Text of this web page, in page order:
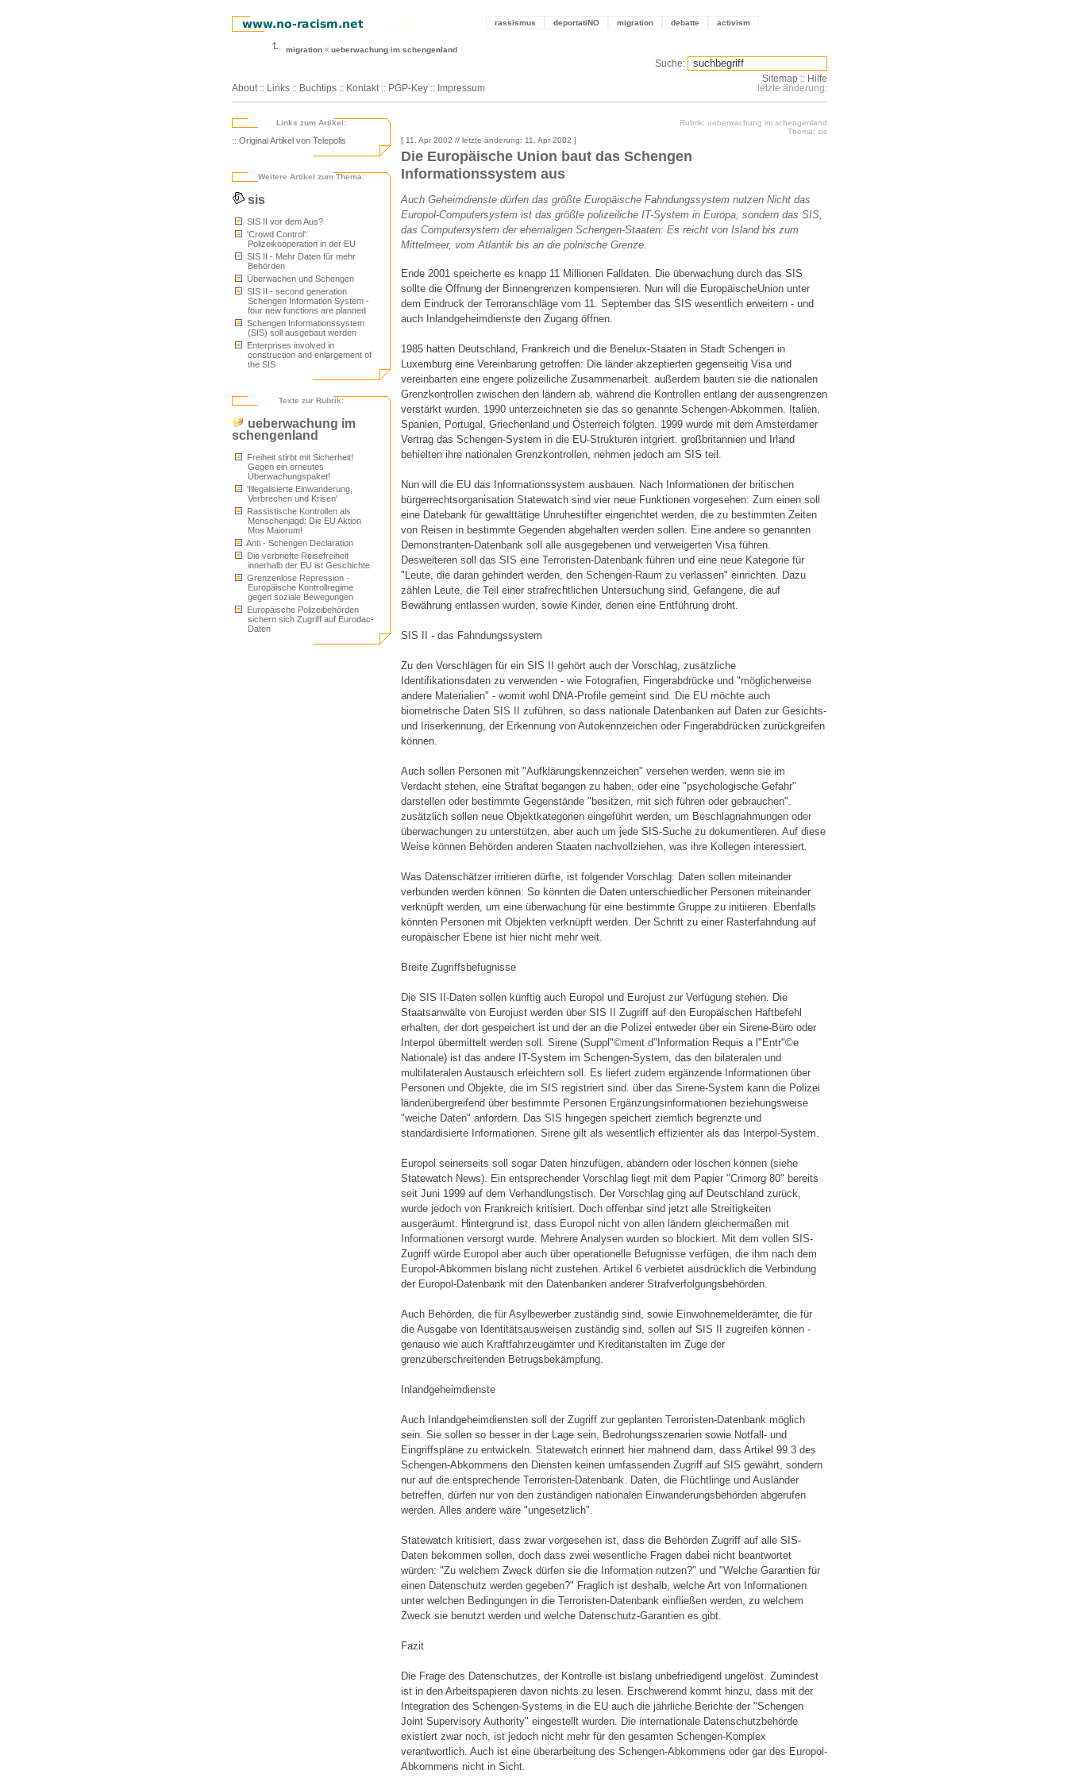
rassismus deportatiNO migration debatte activism
migration ueberwachung im schengenland
About :: Links :: Buchtips :: Kontakt :: PGP-Key :: Impressum
Suche:
Sitemap :: Hilfe
letzte änderung:
Links zum Artikel:
:: Original Artikel von Telepolis
Weitere Artikel zum Thema:
sis
SIS II vor dem Aus?
'Crowd Control':
Polizeikooperation in der EU
SIS II - Mehr Daten für mehr
Behörden
Überwachen und Schengen
SIS II - second generation
Schengen Information System -
four new functions are planned
Schengen Informationssystem
(SIS) soll ausgebaut werden
Enterprises involved in
construction and enlargement of
the SIS
Texte zur Rubrik:
ueberwachung im
schengenland
Freiheit stirbt mit Sicherheit!
Gegen ein erneutes
Überwachungspaket!
'Illegalisierte Einwanderung,
Verbrechen und Krisen'
Rassistische Kontrollen als
Menschenjagd: Die EU Aktion
Mos Maiorum!
Anti - Schengen Declaration
Die verbriefte Reisefreiheit
innerhalb der EU ist Geschichte
Grenzenlose Repression -
Europäische Kontrollregime
gegen soziale Bewegungen
Europäische Polizeibehörden
sichern sich Zugriff auf Eurodac-
Daten
Rubrik: ueberwachung im schengenland
Thema: sis
[ 11. Apr 2002 // letzte änderung: 11. Apr 2002 ]
Die Europäische Union baut das Schengen
Informationssystem aus
Auch Geheimdienste dürfen das größte Europäische Fahndungssystem nutzen Nicht das
Europol-Computersystem ist das größte polizeiliche IT-System in Europa, sondern das SIS,
das Computersystem der ehemaligen Schengen-Staaten: Es reicht von Island bis zum
Mittelmeer, vom Atlantik bis an die polnische Grenze.
Ende 2001 speicherte es knapp 11 Millionen Falldaten. Die überwachung durch das SIS
sollte die Öffnung der Binnengrenzen kompensieren. Nun will die EuropäischeUnion unter
dem Eindruck der Terroranschläge vom 11. September das SIS wesentlich erweitern - und
auch Inlandgeheimdienste den Zugang öffnen.
1985 hatten Deutschland, Frankreich und die Benelux-Staaten in Stadt Schengen in
Luxemburg eine Vereinbarung getroffen: Die länder akzeptierten gegenseitig Visa und
vereinbarten eine engere polizeiliche Zusammenarbeit. außerdem bauten sie die nationalen
Grenzkontrollen zwischen den ländern ab, während die Kontrollen entlang der aussengrenzen
verstärkt wurden. 1990 unterzeichneten sie das so genannte Schengen-Abkommen. Italien,
Spanien, Portugal, Griechenland und Österreich folgten. 1999 wurde mit dem Amsterdamer
Vertrag das Schengen-System in die EU-Strukturen intgriert. großbritannien und Irland
behielten ihre nationalen Grenzkontrollen, nehmen jedoch am SIS teil.
Nun will die EU das Informationssystem ausbauen. Nach Informationen der britischen
bürgerrechtsorganisation Statewatch sind vier neue Funktionen vorgesehen: Zum einen soll
eine Datebank für gewalttätige Unruhestifter eingerichtet werden, die zu bestimmten Zeiten
von Reisen in bestimmte Gegenden abgehalten werden sollen. Eine andere so genannten
Demonstranten-Datenbank soll alle ausgegebenen und verweigerten Visa führen.
Desweiteren soll das SIS eine Terroristen-Datenbank führen und eine neue Kategorie für
"Leute, die daran gehindert werden, den Schengen-Raum zu verlassen" einrichten. Dazu
zählen Leute, die Teil einer strafrechtlichen Untersuchung sind, Gefangene, die auf
Bewährung entlassen wurden, sowie Kinder, denen eine Entführung droht.
SIS II - das Fahndungssystem
Zu den Vorschlägen für ein SIS II gehört auch der Vorschlag, zusätzliche
Identifikationsdaten zu verwenden - wie Fotografien, Fingerabdrücke und "möglicherweise
andere Materialien" - womit wohl DNA-Profile gemeint sind. Die EU möchte auch
biometrische Daten SIS II zuführen, so dass nationale Datenbanken auf Daten zur Gesichts-
und Iriserkennung, der Erkennung von Autokennzeichen oder Fingerabdrücken zurückgreifen
können.
Auch sollen Personen mit "Aufklärungskennzeichen" versehen werden, wenn sie im
Verdacht stehen, eine Straftat begangen zu haben, oder eine "psychologische Gefahr"
darstellen oder bestimmte Gegenstände "besitzen, mit sich führen oder gebrauchen".
zusätzlich sollen neue Objektkategorien eingeführt werden, um Beschlagnahmungen oder
überwachungen zu unterstützen, aber auch um jede SIS-Suche zu dokumentieren. Auf diese
Weise können Behörden anderen Staaten nachvollziehen, was ihre Kollegen interessiert.
Was Datenschätzer irritieren dürfte, ist folgender Vorschlag: Daten sollen miteinander
verbunden werden können: So könnten die Daten unterschiedlicher Personen miteinander
verknüpft werden, um eine überwachung für eine bestimmte Gruppe zu initiieren. Ebenfalls
könnten Personen mit Objekten verknüpft werden. Der Schritt zu einer Rasterfahndung auf
europäischer Ebene ist hier nicht mehr weit.
Breite Zugriffsbefugnisse
Die SIS II-Daten sollen künftig auch Europol und Eurojust zur Verfügung stehen. Die
Staatsanwälte von Eurojust werden über SIS II Zugriff auf den Europäischen Haftbefehl
erhalten, der dort gespeichert ist und der an die Polizei entweder über ein Sirene-Büro oder
Interpol übermittelt werden soll. Sirene (Suppl"©ment d"Information Requis a l"Entr"©e
Nationale) ist das andere IT-System im Schengen-System, das den bilateralen und
multilateralen Austausch erleichtern soll. Es liefert zudem ergänzende Informationen über
Personen und Objekte, die im SIS registriert sind. über das Sirene-System kann die Polizei
länderübergreifend über bestimmte Personen Ergänzungsinformationen beziehungsweise
"weiche Daten" anfordern. Das SIS hingegen speichert ziemlich begrenzte und
standardisierte Informationen. Sirene gilt als wesentlich effizienter als das Interpol-System.
Europol seinerseits soll sogar Daten hinzufügen, abändern oder löschen können (siehe
Statewatch News). Ein entsprechender Vorschlag liegt mit dem Papier "Crimorg 80" bereits
seit Juni 1999 auf dem Verhandlungstisch. Der Vorschlag ging auf Deutschland zurück,
wurde jedoch von Frankreich kritisiert. Doch offenbar sind jetzt alle Streitigkeiten
ausgeräumt. Hintergrund ist, dass Europol nicht von allen ländern gleichermaßen mit
Informationen versorgt wurde. Mehrere Analysen wurden so blockiert. Mit dem vollen SIS-
Zugriff würde Europol aber auch über operationelle Befugnisse verfügen, die ihm nach dem
Europol-Abkommen bislang nicht zustehen. Artikel 6 verbietet ausdrücklich die Verbindung
der Europol-Datenbank mit den Datenbanken anderer Strafverfolgungsbehörden.
Auch Behörden, die für Asylbewerber zuständig sind, sowie Einwohnemelderämter, die für
die Ausgabe von Identitätsausweisen zuständig sind, sollen auf SIS II zugreifen können -
genauso wie auch Kraftfahrzeugämter und Kreditanstalten im Zuge der
grenzüberschreitenden Betrugsbekämpfung.
Inlandgeheimdienste
Auch Inlandgeheimdiensten soll der Zugriff zur geplanten Terroristen-Datenbank möglich
sein. Sie sollen so besser in der Lage sein, Bedrohungsszenarien sowie Notfall- und
Eingriffspläne zu entwickeln. Statewatch erinnert hier mahnend darn, dass Artikel 99.3 des
Schengen-Abkommens den Diensten keinen umfassenden Zugriff auf SIS gewährt, sondern
nur auf die entsprechende Terroristen-Datenbank. Daten, die Flüchtlinge und Ausländer
betreffen, dürfen nur von den zuständigen nationalen Einwanderungsbehörden abgerufen
werden. Alles andere wäre "ungesetzlich".
Statewatch kritisiert, dass zwar vorgesehen ist, dass die Behörden Zugriff auf alle SIS-
Daten bekommen sollen, doch dass zwei wesentliche Fragen dabei nicht beantwortet
würden: "Zu welchem Zweck dürfen sie die Information nutzen?" und "Welche Garantien für
einen Datenschutz werden gegeben?" Fraglich ist deshalb, welche Art von Informationen
unter welchen Bedingungen in die Terroristen-Datenbank einfließen werden, zu welchem
Zweck sie benutzt werden und welche Datenschutz-Garantien es gibt.
Fazit
Die Frage des Datenschutzes, der Kontrolle ist bislang unbefriedigend ungelöst. Zumindest
ist in den Arbeitspapieren davon nichts zu lesen. Erschwerend kommt hinzu, dass mit der
Integration des Schengen-Systems in die EU auch die jährliche Berichte der "Schengen
Joint Supervisory Authority" eingestellt wurden. Die internationale Datenschutzbehörde
existiert zwar noch, ist jedoch nicht mehr für den gesamten Schengen-Komplex
verantwortlich. Auch ist eine überarbeitung des Schengen-Abkommens oder gar des Europol-
Abkommens nicht in Sicht.